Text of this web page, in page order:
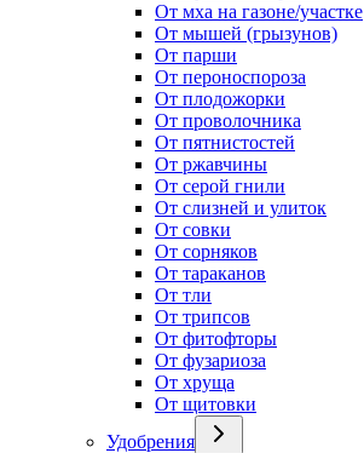
От мха на газоне/участке
От мышей (грызунов)
От парши
От пероноспороза
От плодожорки
От проволочника
От пятнистостей
От ржавчины
От серой гнили
От слизней и улиток
От совки
От сорняков
От тараканов
От тли
От трипсов
От фитофторы
От фузариоза
От хруща
От щитовки
Удобрения